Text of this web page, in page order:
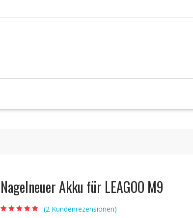
Nagelneuer Akku für LEAGOO M9
(2 Kundenrezensionen)